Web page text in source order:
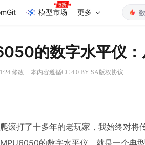
模型市场 更多
的数字水平仪
修改· 本内容遵循CC 4.0 BY-SA版权协议
滚打了十多年的老玩家，我始终对
的数字水平仪，就是一个典